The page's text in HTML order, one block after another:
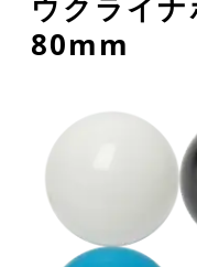
80mm